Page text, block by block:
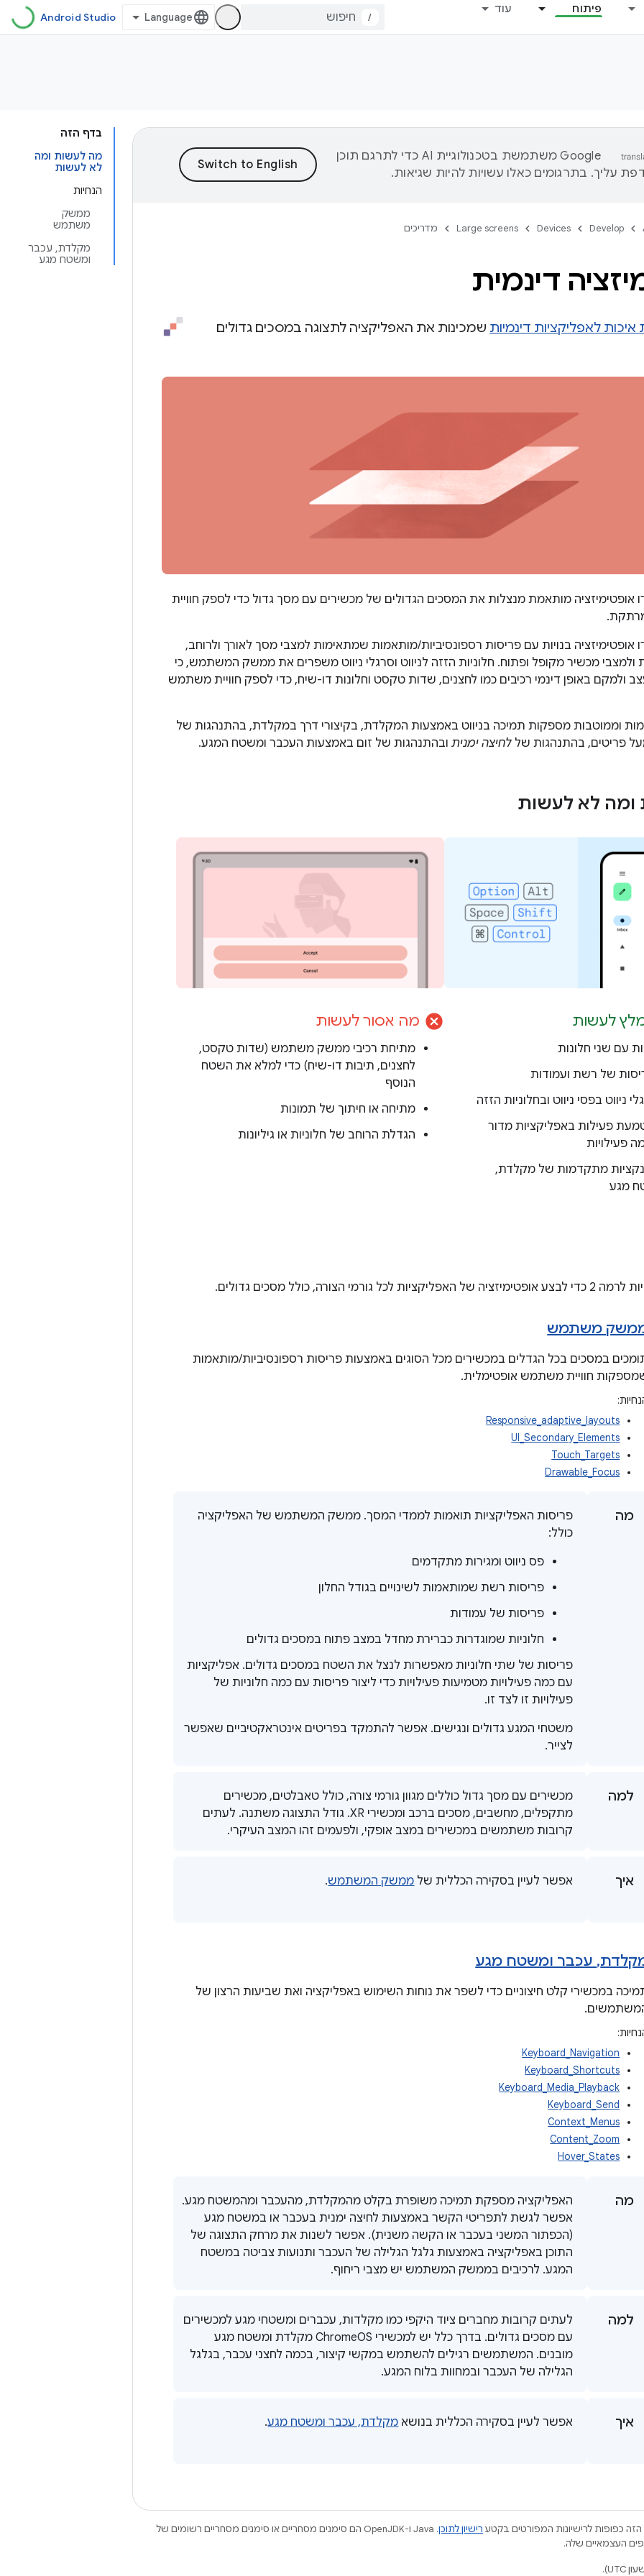
פיתוח עוד
/
Android Studio
בדף הזה
מה לעשות ומה
לא לעשות
הנחיות
ממשק
משתמש
מקלדת, עכבר
ומשטח מגע
‫Google משתמשת בטכנולוגיית AI כדי לתרגם תוכן
עליך. בתרגומים כאלו עשויות להיות שגיאות.
Develop
Devices
Large screens מדריכים
דינמית
איכות לאפליקציות דינמיות שמכינות את האפליקציה לתצוגה במסכים גדולים
אופטימיזציה מותאמת מנצלות את המסכים הגדולים של מכשירים עם מסך גדול כדי לספק חוויית
אופטימיזציה בנויות עם פריסות רספונסיביות/מותאמות שמתאימות למצבי מסך לאורך ולרוחב,
ולמצבי מכשיר מקופל ופתוח. חלוניות הזזה לניווט וסרגלי ניווט משפרים את ממשק המשתמש, כי
ולמקם באופן דינמי רכיבים כמו לחצנים, שדות טקסט וחלונות דו-שיח, כדי לספק חוויית משתמש
וממוטבות מספקות תמיכה בניווט באמצעות המקלדת, בקיצורי דרך במקלדת, בהתנהגות של
פריטים, בהתנהגות של לחיצה ימנית ובהתנהגות של זום באמצעות העכבר ומשטח המגע.
לא לעשות
לעשות
עם שני חלונות
של רשת ועמודות
ניווט בפסי ניווט ובחלוניות הזזה
פעילות באפליקציות מדור
פעילויות
מתקדמות של מקלדת,
מגע
cancel מה אסור לעשות
מתיחת רכיבי ממשק משתמש (שדות טקסט,
לחצנים, תיבות דו-שיח) כדי למלא את השטח
הנוסף
מתיחה או חיתוך של תמונות
הגדלת הרוחב של חלוניות או גיליונות
גורמי הצורה, כולל מסכים גדולים.
משתמש
במסכים בכל הגדלים במכשירים מכל הסוגים באמצעות פריסות רספונסיביות/מותאמות
חוויית משתמש אופטימלית.
Responsive_adaptive_layouts
UI_Secondary_Elements
Touch_Targets
Drawable_Focus
מה
פריסות האפליקציות תואמות לממדי המסך. ממשק המשתמש של האפליקציה
כולל:
פס ניווט ומגירות מתקדמים
פריסות רשת שמותאמות לשינויים בגודל החלון
פריסות של עמודות
חלוניות שמוגדרות כברירת מחדל במצב פתוח במסכים גדולים
פריסות של שתי חלוניות מאפשרות לנצל את השטח במסכים גדולים. אפליקציות
עם כמה פעילויות מטמיעות פעילויות כדי ליצור פריסות עם כמה חלוניות של
פעילויות זו לצד זו.
משטחי המגע גדולים ונגישים. אפשר להתמקד בפריטים אינטראקטיביים שאפשר
לצייר.
למה
מכשירים עם מסך גדול כוללים מגוון גורמי צורה, כולל טאבלטים, מכשירים
מתקפלים, מחשבים, מסכים ברכב ומכשירי XR. גודל התצוגה משתנה. לעתים
קרובות משתמשים במכשירים במצב אופקי, ולפעמים זהו המצב העיקרי.
איך אפשר לעיין בסקירה הכללית של ממשק המשתמש.
, עכבר ומשטח מגע
במכשירי קלט חיצוניים כדי לשפר את נוחות השימוש באפליקציה ואת שביעות הרצון של
Keyboard_Navigation
Keyboard_Shortcuts
Keyboard_Media_Playback
Keyboard_Send
Context_Menus
Content_Zoom
Hover_States
מה
האפליקציה מספקת תמיכה משופרת בקלט מהמקלדת, מהעכבר ומהמשטח מגע.
אפשר לגשת לתפריטי הקשר באמצעות לחיצה ימנית בעכבר או במשטח מגע
(הכפתור המשני בעכבר או הקשה משנית). אפשר לשנות את מרחק התצוגה של
התוכן באפליקציה באמצעות גלגל הגלילה של העכבר ותנועות צביטה במשטח
המגע. לרכיבים בממשק המשתמש יש מצבי ריחוף.
למה
לעתים קרובות מחברים ציוד היקפי כמו מקלדות, עכברים ומשטחי מגע למכשירים
עם מסכים גדולים. בדרך כלל יש למכשירי ChromeOS מקלדת ומשטח מגע
מובנים. המשתמשים רגילים להשתמש במקשי קיצור, בכמה לחצני עכבר, בגלגל
הגלילה של העכבר ובמחוות בלוח המגע.
איך אפשר לעיין בסקירה הכללית בנושא מקלדת, עכבר ומשטח מגע.
כפופות לרישיונות המפורטים בקטע רישיון לתוכן
.‏ Java ו-OpenJDK הם סימנים מסחריים או סימנים מסחריים רשומים של